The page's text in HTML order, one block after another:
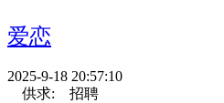
爱恋
2025-9-18 20:57:10
供求:
招聘